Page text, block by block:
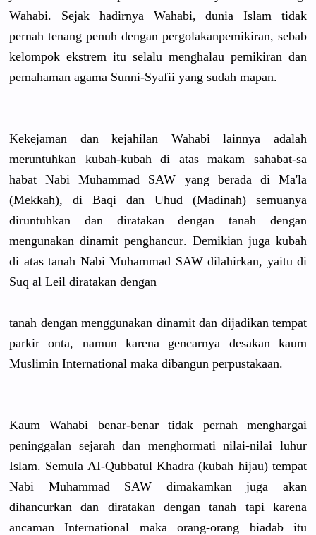
Wahabi. Sejak hadirnya Wahabi, dunia Islam tidak
pernah tenang penuh dengan pergolakanpemikiran, sebab
kelompok ekstrem itu selalu menghalau pemikiran dan
pemahaman agama Sunni-Syafii yang sudah mapan.
Kekejaman dan kejahilan Wahabi lainnya adalah
meruntuhkan kubah-kubah di atas makam sahabat-sa
habat Nabi Muhammad SAW yang berada di Ma'la
(Mekkah), di Baqi dan Uhud (Madinah) semuanya
diruntuhkan dan diratakan dengan tanah dengan
mengunakan dinamit penghancur. Demikian juga kubah
di atas tanah Nabi Muhammad SAW dilahirkan, yaitu di
Suq al Leil diratakan dengan
tanah dengan menggunakan dinamit dan dijadikan tempat
parkir onta, namun karena gencarnya desakan kaum
Muslimin International maka dibangun perpustakaan.
Kaum Wahabi benar-benar tidak pernah menghargai
peninggalan sejarah dan menghormati nilai-nilai luhur
Islam. Semula AI-Qubbatul Khadra (kubah hijau) tempat
Nabi Muhammad SAW dimakamkan juga akan
dihancurkan dan diratakan dengan tanah tapi karena
ancaman International maka orang-orang biadab itu